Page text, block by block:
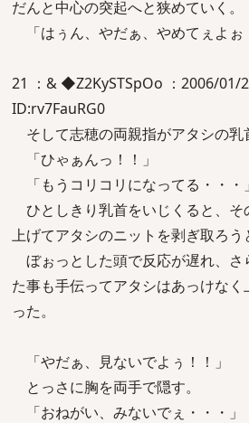
だんと中心の突起へと狭めていく。
「はぅん、やだぁ、やめてぇよぉ
21 ：& ◆Z2KySTSpOo ：2006/01/
ID:rv7FauRG0
そして志穂の両親指がアタシの乳
「ひゃぁんっ！！」
「もうコリコリになってる・・・」
ひとしきり乳首をいじくると、そ
上げてアタシのニットを剥ぎ取ろう
ぼぉっとした頭で反応が遅れ、さ
た事も手伝ってアタシはあっけなく
った。
「やだぁ、見ないでよぅ！！」
とっさに胸を両手で隠す。
「おねがい、みないでぇ・・・」